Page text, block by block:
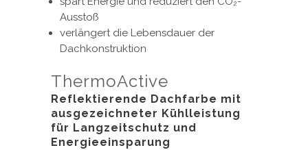
Ausstoß
verlängert die Lebensdauer der
Dachkonstruktion
ThermoActive
Reflektierende Dachfarbe mit
ausgezeichneter Kühlleistung
für Langzeitschutz und
Energieeinsparung